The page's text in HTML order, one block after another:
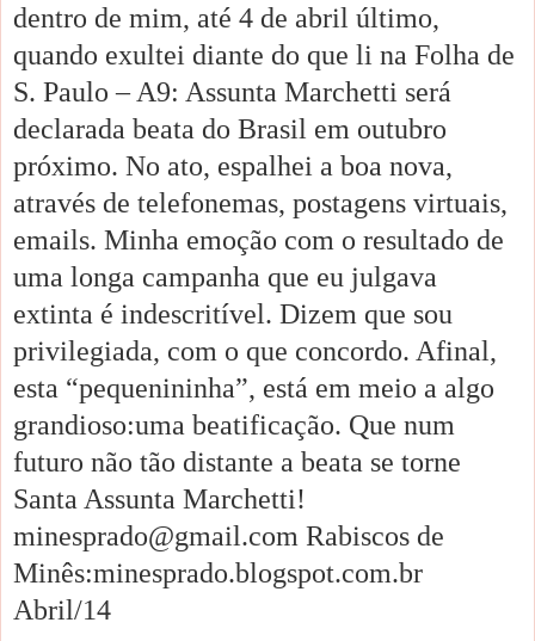
dentro de mim, até 4 de abril último,
quando exultei diante do que li na Folha de
S. Paulo – A9: Assunta Marchetti será
declarada beata do Brasil em outubro
próximo. No ato, espalhei a boa nova,
através de telefonemas, postagens virtuais,
emails. Minha emoção com o resultado de
uma longa campanha que eu julgava
extinta é indescritível. Dizem que sou
privilegiada, com o que concordo. Afinal,
esta “pequenininha”, está em meio a algo
grandioso:uma beatificação. Que num
futuro não tão distante a beata se torne
Santa Assunta Marchetti!
minesprado@gmail.com Rabiscos de
Minês:minesprado.blogspot.com.br
Abril/14